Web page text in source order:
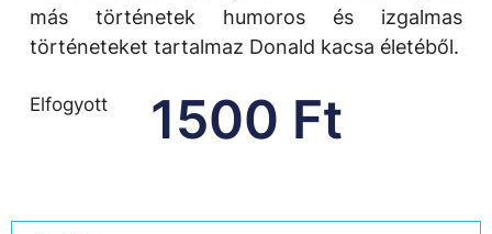
más történetek humoros és izgalmas
történeteket tartalmaz Donald kacsa életéből.
1500 Ft
Elfogyott